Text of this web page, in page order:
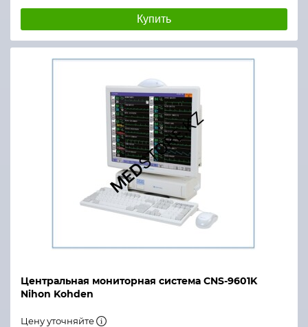
Купить
Центральная мониторная система CNS-9601K
Nihon Kohden
Цену уточняйте